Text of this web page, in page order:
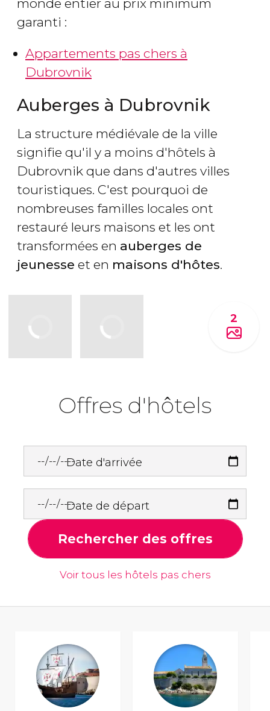
monde entier au prix minimum
garanti :
Appartements pas chers à
Dubrovnik
Auberges à Dubrovnik
La structure médiévale de la ville
signifie qu'il y a moins d'hôtels à
Dubrovnik que dans d'autres villes
touristiques. C'est pourquoi de
nombreuses familles locales ont
restauré leurs maisons et les ont
transformées en auberges de
jeunesse et en maisons d'hôtes.
2
Offres d'hôtels
Date d'arrivée
Date de départ
Rechercher des offres
Voir tous les hôtels pas chers